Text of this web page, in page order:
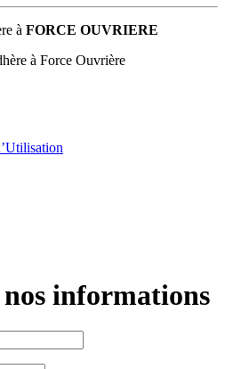
à FORCE OUVRIERE
informations